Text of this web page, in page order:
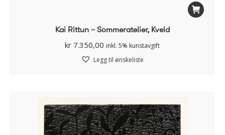
Kai Rittun – Sommeratelier, Kveld
kr 7.350,00 inkl. 5% kunstavgift
Legg til ønskeliste